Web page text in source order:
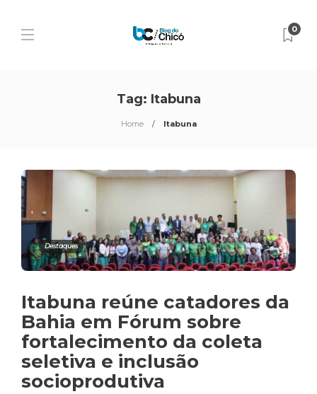
0
Tag: Itabuna
Home Itabuna
Destaques
Itabuna reúne catadores da
Bahia em Fórum sobre
fortalecimento da coleta
seletiva e inclusão
socioprodutiva